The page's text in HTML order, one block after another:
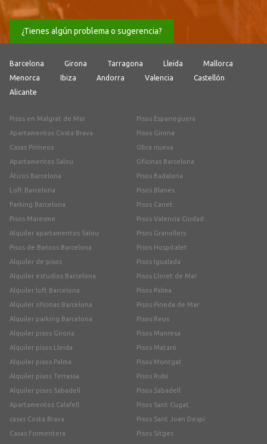
¿Tienes algún problema o sugerencia?
Barcelona Girona Tarragona Lleida
Mallorca
Menorca
Ibiza Andorra Valencia
Castellón
Alicante
Pisos en Malgrat de Mar
Apartamentos Costa Brava
Casas Pirineos
Apartamentos Salou
Áticos Barcelona
Loft Barcelona
Parking Barcelona
Pisos Maresme
Alquiler apartamentos Salou
Pisos de Bancos Barcelona
Alquiler de pisos
Alquiler estudios Barcelona
Alquiler loft Barcelona
Alquiler oficinas Barcelona
Alquiler parking Barcelona
Alquiler pisos Girona
Alquiler pisos Lleida
Alquiler pisos Palma
Alquiler pisos Terrassa
Alquiler pisos Sabadell
Apartamentos Calafell
casas Costa Brava
Casas Formentera
Pisos Esparreguera
Pisos Girona
Obra nueva
Oficinas Barcelona
Pisos Badalona
Pisos Blanes
Pisos Canet
Pisos Valencia Ciudad
Pisos Granollers
Pisos Hospitalet
Pisos Igualada
Pisos Lloret de Mar
Pisos Palma
Pisos Pineda de Mar
Pisos Reus
Pisos Manresa
Pisos Mataró
Pisos Montgat
Pisos Rubí
Pisos Sabadell
Pisos Sant Cugat
Pisos Sant Joan Despí
Pisos Sitges